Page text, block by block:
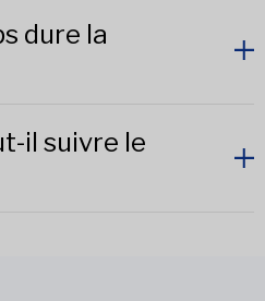
dure la
il suivre le